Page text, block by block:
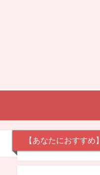
【あなたにおすすめ】